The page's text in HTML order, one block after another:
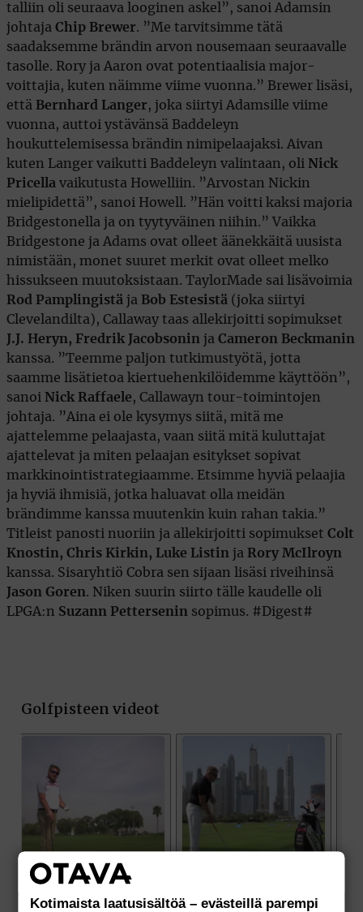
talliin oli seuraava looginen askel”, sanoi Adamsin
johtaja Chip Brewer. ”Me tarvitsimme tätä
saadaksemme brändin arvon nousemaan seuraavalle
tasolle. Rory ja Aaron ovat potentiaalisia major-
voittajia, kuten näimme viime vuonna.” Brewer lisäsi,
että Bernhard Langer, joka siirtyi Adamsille viime
vuonna, auttoi ystävänsä Baddeleyn
houkuttelemisessa brändin nimipelaajaksi. Aivan
kuten Langer vaikutti Baddeleyn valintaan, oli Nick
Pricella vaikutusta Howelliin. ”Arvostan Nickin
mielipidettä”, sanoi Howell. ”Hän voitti kaksi majoria
Bridgestonella ja on tyytyväinen niihin.” Vaikka
Bridgestone ja Adams ovat olleet äänekkäitä uusista
nimistään, monet suuret merkit ovat olleet melko
hissukseen muutoksistaan. TaylorMade sai lisävoimia
Rod Pamplingistä ja Bob Estesistä (joka siirtyi
Clevelandilta), Callaway taas allekirjoitti sopimukset
J.J. Heryn, Fredrik Jacobsonin ja Cameron Beckmanin
kanssa. ”Teemme paljon tutkimustyötä, jotta
saamme lisätietoa kiertuehenkilöidemme käyttöön”,
sanoi Nick Raffaele, Callawayn tour-toimintojen
johtaja. ”Aina ei ole kysymys siitä, mitä me
ajattelemme pelaajasta, vaan siitä mitä kuluttajat
ajattelevat ja miten pelaajan esitykset sopivat
markkinointistrategiaamme. Etsimme hyviä pelaajia
ja hyviä ihmisiä, jotka haluavat olla meidän
brändimme kanssa muutenkin kuin rahan takia.”
Titleist panosti nuoriin ja allekirjoitti sopimukset Colt
Knostin, Chris Kirkin, Luke Listin ja Rory McIlroyn
kanssa. Sisaryhtiö Cobra sen sijaan lisäsi riveihinsä
Jason Goren. Niken suurin siirto tälle kaudelle oli
LPGA:n Suzann Pettersenin sopimus. #Digest#
Kotimaista laatusisältöä – evästeillä parempi